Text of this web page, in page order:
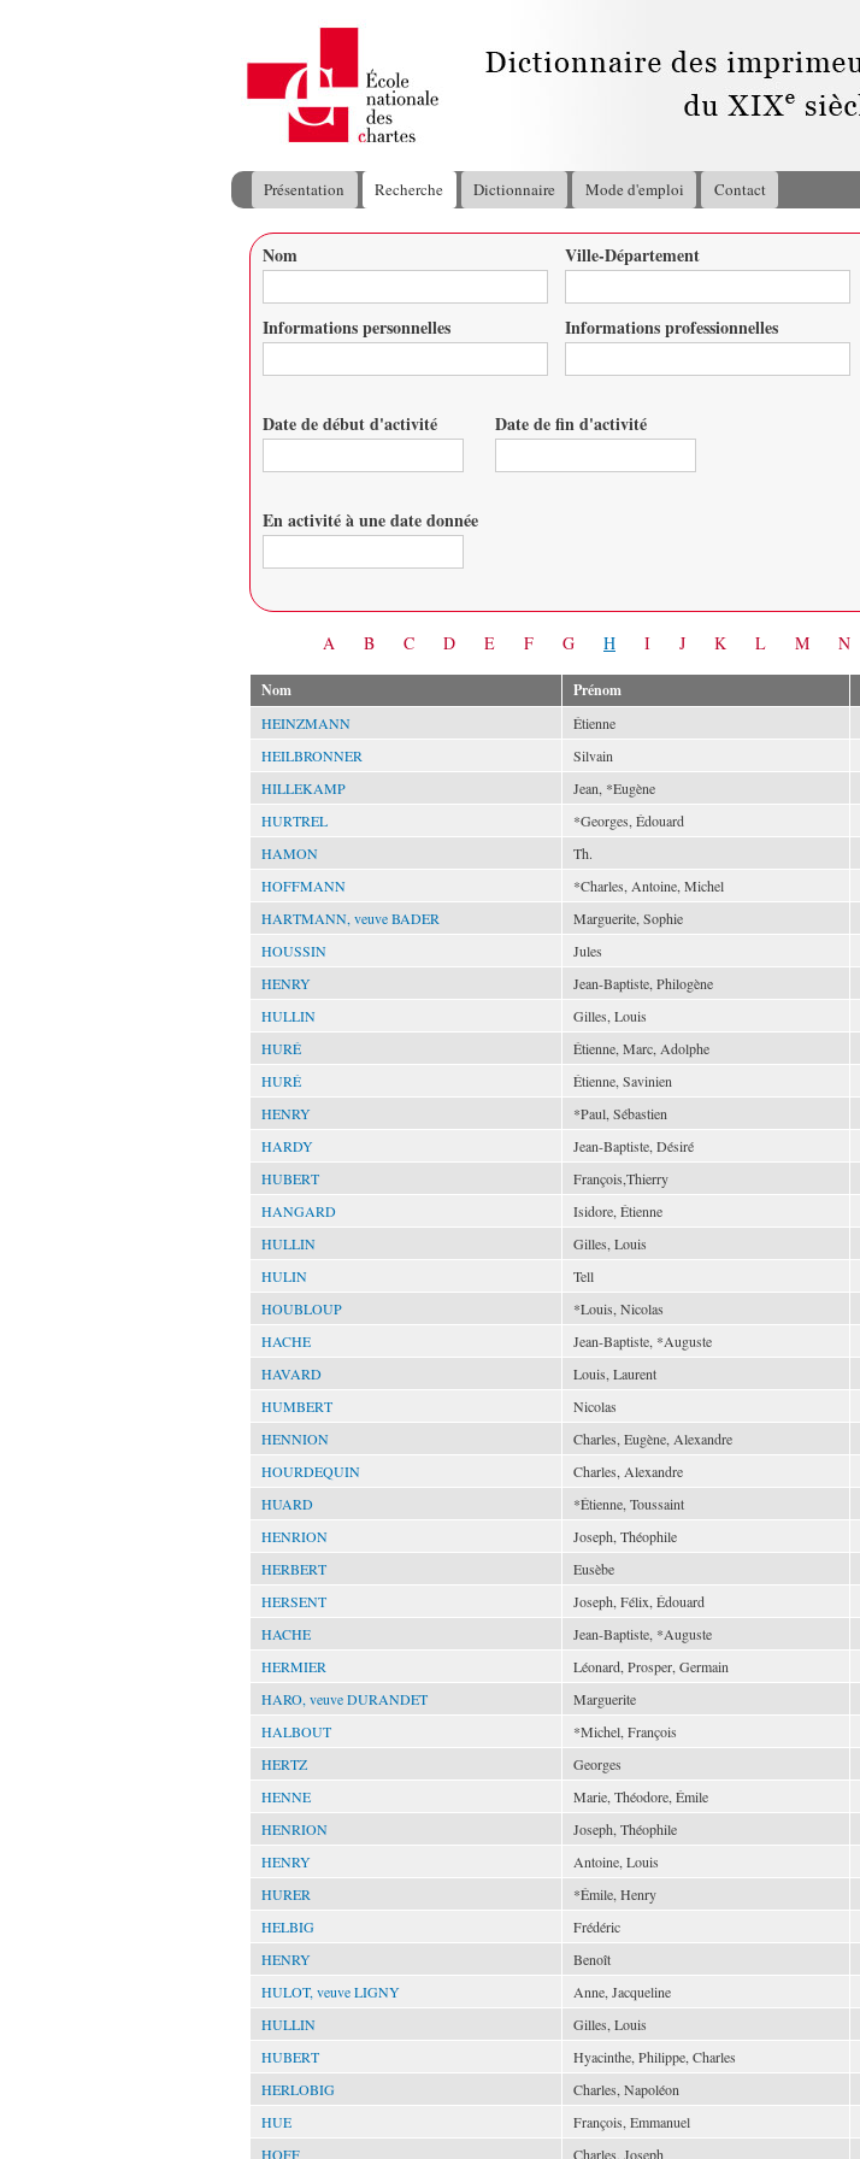
principal
Menu principal
Présentation Recherche Dictionnaire Mode d'emploi Contact
Vous êtes ici
Nom Ville-Département
Informations personnelles Informations professionnelles
Date de début d'activité Date de fin d'activité
En activité à une date donnée
A B C D E F G H I J K L M N
Nom Prénom
HEINZMANN Étienne
HEILBRONNER
Silvain
HILLEKAMP
Jean, *Eugène
HURTREL
*Georges, Édouard
HAMON
Th.
HOFFMANN
*Charles, Antoine, Michel
HARTMANN, veuve BADER
Marguerite, Sophie
HOUSSIN
Jules
HENRY
Jean-Baptiste, Philogène
HULLIN
Gilles, Louis
HURÉ
Étienne, Marc, Adolphe
HURÉ
Étienne, Savinien
HENRY
*Paul, Sébastien
HARDY
Jean-Baptiste, Désiré
HUBERT
François,Thierry
HANGARD
Isidore, Étienne
HULLIN
Gilles, Louis
HULIN
Tell
HOUBLOUP
*Louis, Nicolas
HACHE
Jean-Baptiste, *Auguste
HAVARD
Louis, Laurent
HUMBERT
Nicolas
HENNION
Charles, Eugène, Alexandre
HOURDEQUIN
Charles, Alexandre
HUARD
*Étienne, Toussaint
HENRION
Joseph, Théophile
HERBERT
Eusèbe
HERSENT
Joseph, Félix, Édouard
HACHE
Jean-Baptiste, *Auguste
HERMIER
Léonard, Prosper, Germain
HARO, veuve DURANDET
Marguerite
HALBOUT
*Michel, François
HERTZ
Georges
HENNE
Marie, Théodore, Émile
HENRION
Joseph, Théophile
HENRY
Antoine, Louis
HURER
*Émile, Henry
HELBIG
Frédéric
HENRY
Benoît
HULOT, veuve LIGNY
Anne, Jacqueline
HULLIN
Gilles, Louis
HUBERT
Hyacinthe, Philippe, Charles
HERLOBIG
Charles, Napoléon
HUE
François, Emmanuel
HOFF
Charles, Joseph